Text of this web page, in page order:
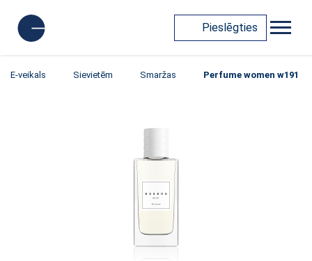
Pieslēgties
E-veikals Sievietēm Smaržas Perfume women w191